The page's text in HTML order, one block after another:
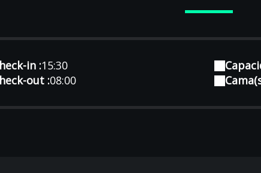
in :15:30
out :08:00